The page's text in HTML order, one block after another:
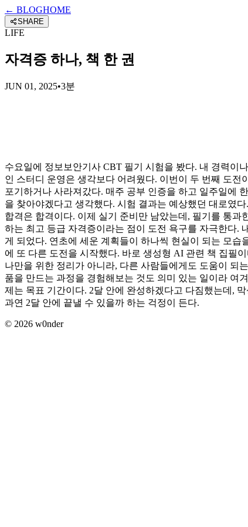
← BLOGHOME
SHARE
LIFE
자격증 하나, 책 한 권
JUN 01, 2025•3분
수요일에 정보보안기사 CBT 필기 시험을 봤다. 내 경력이
인 스터디 운영은 생각보다 어려웠다. 이번이 두 번째 도
포기하거나 사라져갔다. 매주 공부 인증을 하고 일주일에
을 찾아야겠다고 생각했다. 시험 결과는 예상했던 대로였
합격은 합격이다. 이제 실기 준비만 남았는데, 필기를 통
하는 최고 등급 자격증이라는 점이 도전 욕구를 자극한다.
게 되었다. 연초에 세운 계획들이 하나씩 현실이 되는 모습
에 또 다른 도전을 시작했다. 바로 생성형 AI 관련 책 집필
나만을 위한 정리가 아니라, 다른 사람들에게도 도움이 되
품을 만드는 과정을 경험해보는 것도 의미 있는 일이라 여
제는 목표 기간이다. 2달 안에 완성하겠다고 다짐했는데,
과연 2달 안에 끝낼 수 있을까 하는 걱정이 든다.
© 2026 w0nder